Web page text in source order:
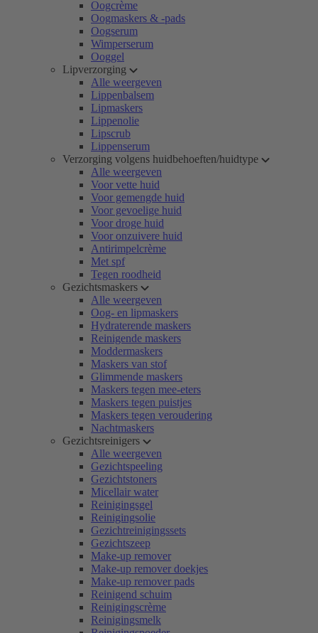
Oogcrème
Oogmaskers & -pads
Oogserum
Wimperserum
Ooggel
Lipverzorging
Alle weergeven
Lippenbalsem
Lipmaskers
Lippenolie
Lipscrub
Lippenserum
Verzorging volgens huidbehoeften/huidtype
Alle weergeven
Voor vette huid
Voor gemengde huid
Voor gevoelige huid
Voor droge huid
Voor onzuivere huid
Antirimpelcrème
Met spf
Tegen roodheid
Gezichtsmaskers
Alle weergeven
Oog- en lipmaskers
Hydraterende maskers
Reinigende maskers
Moddermaskers
Maskers van stof
Glimmende maskers
Maskers tegen mee-eters
Maskers tegen puistjes
Maskers tegen veroudering
Nachtmaskers
Gezichtsreinigers
Alle weergeven
Gezichtspeeling
Gezichtstoners
Micellair water
Reinigingsgel
Reinigingsolie
Gezichtreinigingssets
Gezichtszeep
Make-up remover
Make-up remover doekjes
Make-up remover pads
Reinigend schuim
Reinigingscrème
Reinigingsmelk